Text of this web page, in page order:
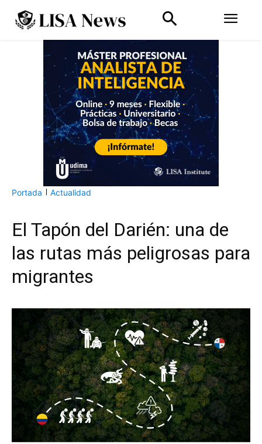
Portada Actualidad
El Tapón del Darién: una de
las rutas más peligrosas para
migrantes